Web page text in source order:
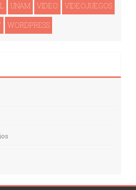
UNAM VIDEO VIDEOJUEGOS
WORDPRESS